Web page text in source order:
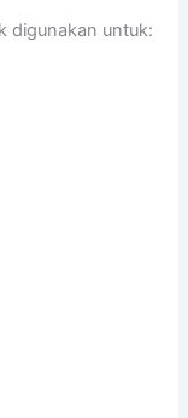
digunakan untuk: